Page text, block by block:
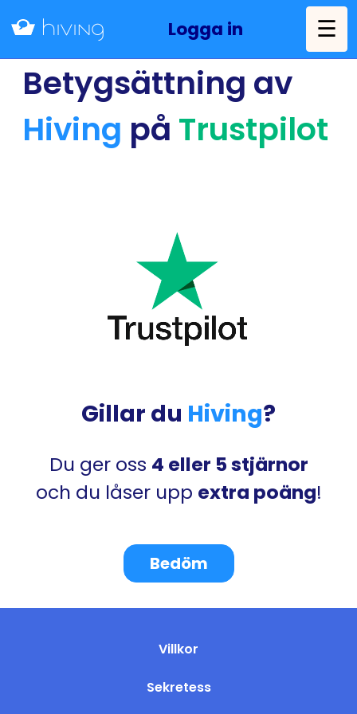
Logga in ☰
Betygsättning av
Hiving på Trustpilot
Gillar du Hiving?
Du ger oss 4 eller 5 stjärnor
och du låser upp extra poäng!
Bedöm
Villkor
Sekretess